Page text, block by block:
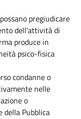
pregiudicare
dell'attività di
produce in
psico-fisica
condanne o
nelle
o
della Pubblica